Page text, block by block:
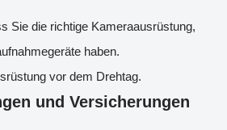
Sie die richtige Kameraausrüstung,
haben.
vor dem Drehtag.
und Versicherungen